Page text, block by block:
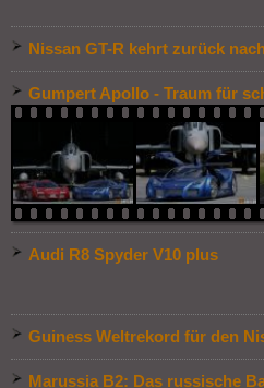
Nissan GT-R kehrt zurück
Gumpert Apollo - Traum für
Audi R8 Spyder V10 plus
Guiness Weltrekord für den
Marussia B2: Das russische